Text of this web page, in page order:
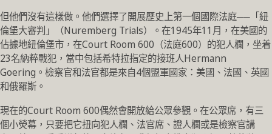
但他們沒有這樣做。他們選擇了開展歷史上第一個國際法庭──「紐
倫堡大審判」（Nuremberg Trials）。在1945年11月，在美國的
佔據地紐倫堡市，在Court Room 600（法庭600）的犯人欄，坐着
23名納粹戰犯，當中包括希特拉指定的接班人Hermann
Goering。檢察官和法官都是來自4個盟軍國家：美國、法國、英國
和俄羅斯。
現在的Court Room 600偶然會開放給公眾參觀。在公眾席，有三
個小熒幕，只要把它扭向犯人欄、法官席、證人欄或是檢察官講